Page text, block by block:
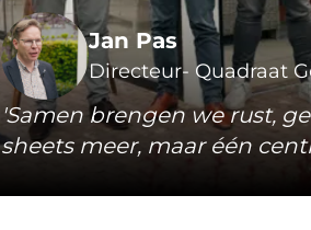
Jan Pas
Directeur- Quadraat
'Samen brengen we rust,
sheets meer, maar één